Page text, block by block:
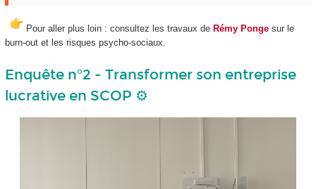
Pour aller plus loin : consultez les travaux de Rémy Pongesur le
burn-out et les risques psycho-sociaux.
Enquête n°2 - Transformer son entreprise
lucrative en SCOP ⚙️